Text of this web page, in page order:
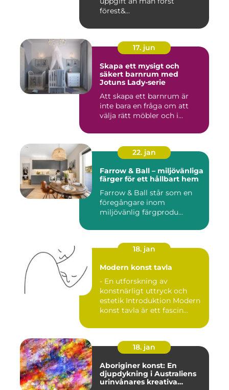
förest&...
17. jun
Skapa ett mysigt och
säkert barnrum med
Jotuns Lady-serie
Att skapa ett barnrum är
inte bara en fråga om att
välja rätt möbler och i...
22. jan
Farrow & Ball – miljövänliga
färger för ett hållbart hem
Farrow & Ball står som en
föregångare inom
miljövänlig färgprodu...
18. jan
Modern konst tavla
- En utforskning av
konstnärligt uttryck och
estetik Introduktion Modern
konst tavla är ett fascin...
18. jan
Aboriginer konst: En
djupdykning i Australiens
urinvånares kreativa